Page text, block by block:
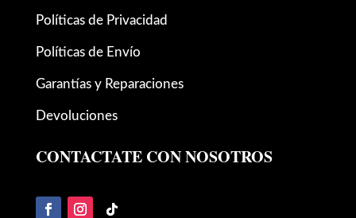
Políticas de Privacidad
Políticas de Envío
Garantías y Reparaciones
Devoluciones
CONTACTATE CON NOSOTROS